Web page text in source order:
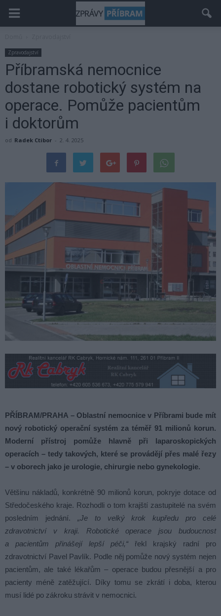
Zpravodajství
Příbramská nemocnice
dostane robotický systém na
operace. Pomůže pacientům
i doktorům
od Radek Ctibor - 2. 4. 2025
PŘÍBRAM/PRAHA – Oblastní nemocnice v Příbrami bude mít
nový robotický operační systém za téměř 91 milionů korun.
Moderní přístroj pomůže hlavně při laparoskopických
operacích – tedy takových, které se provádějí přes malé řezy
– v oborech jako je urologie, chirurgie nebo gynekologie.
Většinu nákladů, konkrétně 90 milionů korun, pokryje dotace od
Středočeského kraje. Rozhodli o tom krajští zastupitelé na svém
posledním jednání. „Je to velký krok kupředu pro celé
zdravotnictví v kraji. Robotické operace jsou budoucnost
a pacientům přinášejí lepší péči,“ řekl krajský radní pro
zdravotnictví Pavel Pavlík. Podle něj pomůže nový systém nejen
pacientům, ale také lékařům – operace budou přesnější a pro
pacienty méně zatěžující. Díky tomu se zkrátí i doba, kterou
musí lidé po zákroku strávit v nemocnici.